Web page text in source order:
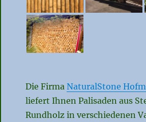
Die Firma NaturalStone
liefert Ihnen Palisaden aus
Rundholz in verschiedenen